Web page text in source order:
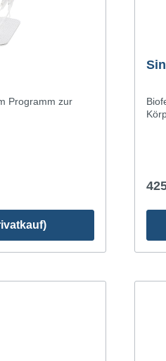
Programm zur